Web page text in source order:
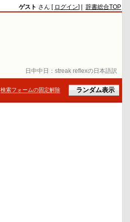
日中中日： streak reflexの日本語訳
ゲスト さん [ ログイン] | 辞書総合TOP
検索フォームの固定解除